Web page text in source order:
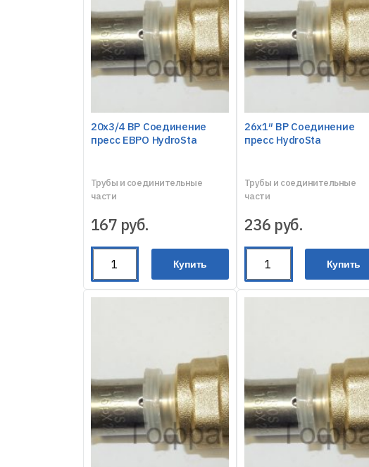
20х3/4 ВР Соединение
пресс ЕВРО HydroSta
Трубы и соединительные
части
167 руб.
Купить
26х1″ ВР Соединение
пресс HydroSta
Трубы и соединительные
части
236 руб.
Купить